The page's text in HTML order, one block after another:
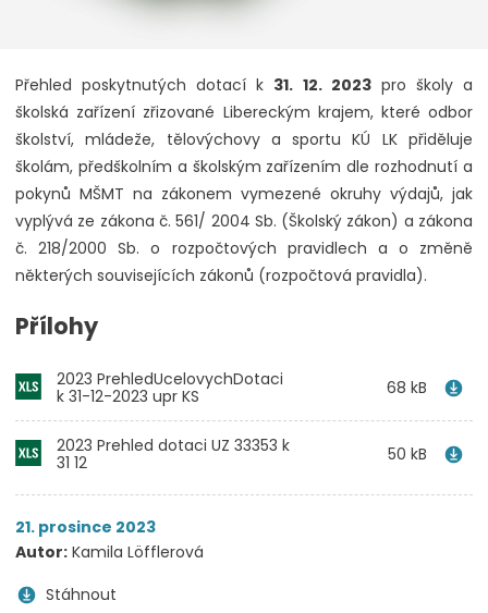
Přehled poskytnutých dotací k 31. 12. 2023pro školy a
školská zařízení zřizované Libereckým krajem, které odbor
školství, mládeže, tělovýchovy a sportu KÚ LK přiděluje
školám, předškolním a školským zařízením dle rozhodnutí a
pokynů MŠMT na zákonem vymezené okruhy výdajů, jak
vyplývá ze zákona č. 561/ 2004 Sb. (Školský zákon) a zákona
č. 218/2000 Sb. o rozpočtových pravidlech a o změně
některých souvisejících zákonů (rozpočtová pravidla).
Přílohy
2023 PrehledUcelovychDotaci
k 31-12-2023 upr KS
68 kB
2023 Prehled dotaci UZ 33353 k
31 12
50 kB
21. prosince 2023
Autor: Kamila Löfflerová
Stáhnout